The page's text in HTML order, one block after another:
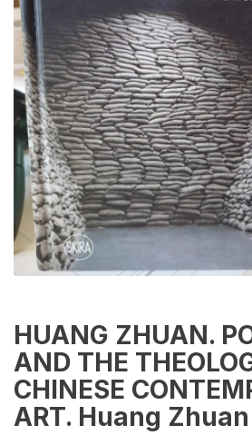
HUANG ZHUAN.
AND THE
CHINESE
ART. Huang Zhuan